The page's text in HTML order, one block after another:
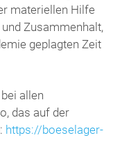
materiellen Hilfe
Zusammenhalt,
geplagten Zeit
allen
das auf der
https://boeselager-